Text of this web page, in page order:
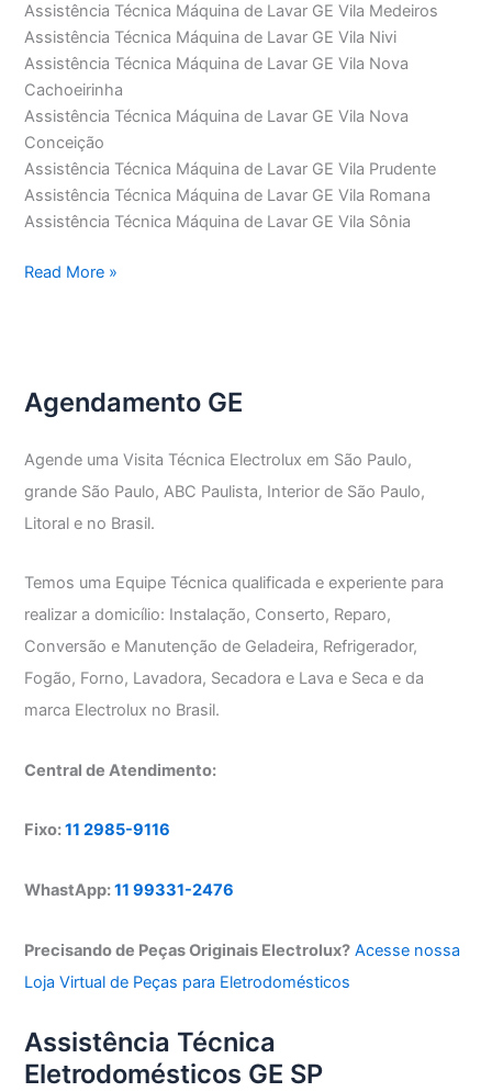
Assistência Técnica Máquina de Lavar GE Vila Medeiros
Assistência Técnica Máquina de Lavar GE Vila Nivi
Assistência Técnica Máquina de Lavar GE Vila Nova
Cachoeirinha
Assistência Técnica Máquina de Lavar GE Vila Nova
Conceição
Assistência Técnica Máquina de Lavar GE Vila Prudente
Assistência Técnica Máquina de Lavar GE Vila Romana
Assistência Técnica Máquina de Lavar GE Vila Sônia
Assistência
GE
Read More »
Agendamento GE
Agende uma Visita Técnica Electrolux em São Paulo,
grande São Paulo, ABC Paulista, Interior de São Paulo,
Litoral e no Brasil.
Temos uma Equipe Técnica qualificada e experiente para
realizar a domicílio: Instalação, Conserto, Reparo,
Conversão e Manutenção de Geladeira, Refrigerador,
Fogão, Forno, Lavadora, Secadora e Lava e Seca e da
marca Electrolux no Brasil.
Central de Atendimento:
Fixo:11 2985-9116
WhastApp:11 99331-2476
Precisando de Peças Originais Electrolux? Acesse nossa
Loja Virtual de Peças para Eletrodomésticos
Assistência Técnica
Eletrodomésticos GE SP